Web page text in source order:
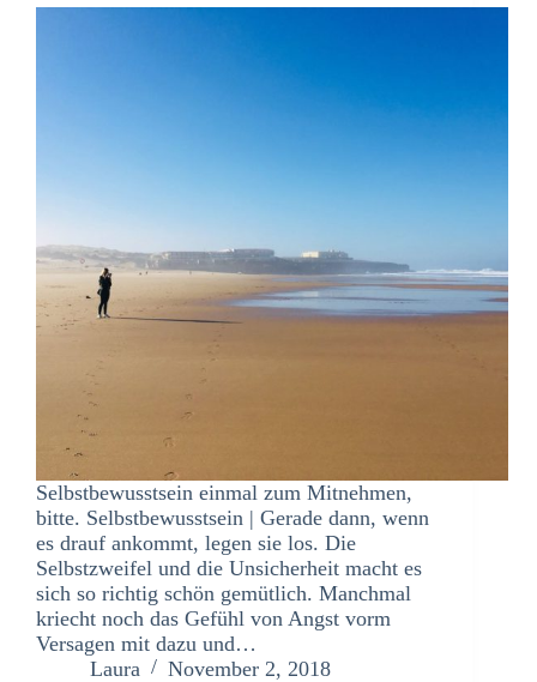
Selbstbewusstsein einmal zum Mitnehmen,
bitte. Selbstbewusstsein | Gerade dann, wenn
es drauf ankommt, legen sie los. Die
Selbstzweifel und die Unsicherheit macht es
sich so richtig schön gemütlich. Manchmal
kriecht noch das Gefühl von Angst vorm
Versagen mit dazu und…
Laura
November 2, 2018